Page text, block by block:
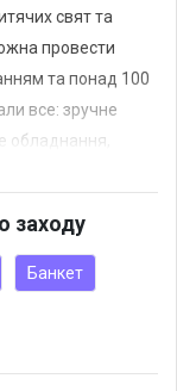
свят та
провести
та понад 100
все: зручне
обладнання,
вишуканості
та
заходу
Банкет